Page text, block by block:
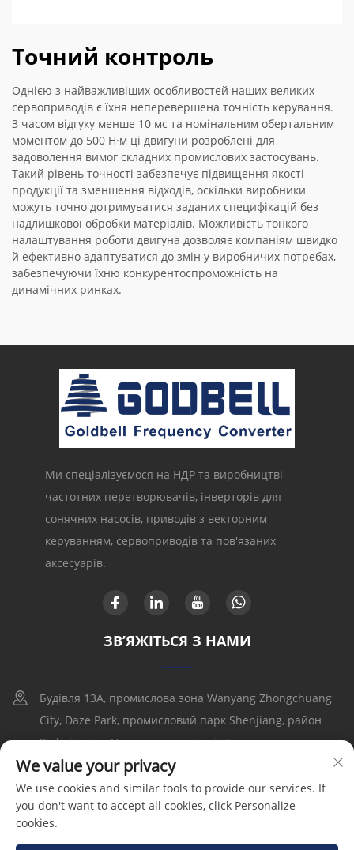
Точний контроль
Однією з найважливіших особливостей наших великих
сервоприводів є їхня неперевершена точність керування.
З часом відгуку менше 10 мс та номінальним обертальним
моментом до 500 Н·м ці двигуни розроблені для
задоволення вимог складних промислових застосувань.
Такий рівень точності забезпечує підвищення якості
продукції та зменшення відходів, оскільки виробники
можуть точно дотримуватися заданих специфікацій без
надлишкової обробки матеріалів. Можливість тонкого
налаштування роботи двигуна дозволяє компаніям швидко
й ефективно адаптуватися до змін у виробничих потребах,
забезпечуючи їхню конкурентоспроможність на
динамічних ринках.
Ми спеціалізуємося на НДР та виробництві
частотних перетворювачів, інверторів для
сонячних насосів, приводів з векторним
керуванням, сервоприводів та пов'язаних
аксесуарів.
ЗВ’ЯЖІТЬСЯ З НАМИ
Будівля 13A, промислова зона Wanyang Zhongchuang
City, Daze Park, промисловий парк Shenjiang, район
Xinhui, місто Цзянмэнь, провінція Гуандун
+86-17316086390
[email protected]
We value your privacy
We use cookies and similar tools to provide our services. If
you don't want to accept all cookies, click Personalize
cookies.